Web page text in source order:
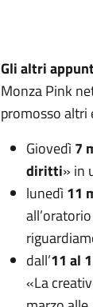
Gli altri
Monza Pink
promosso altri
Giovedì7
diritti» in
lunedì11
dall’11 al
«La